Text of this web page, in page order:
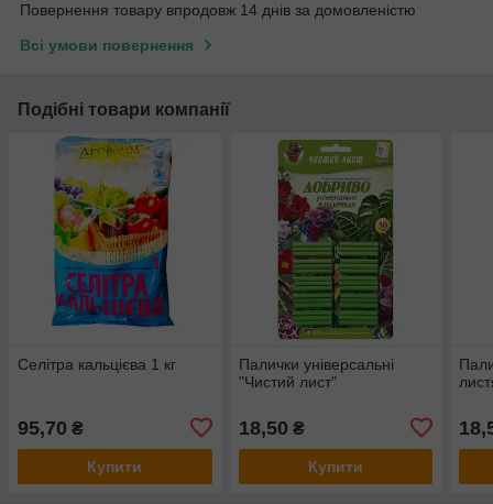
Повернення товару впродовж 14 днів за домовленістю
Всі умови повернення
Подібні товари компанії
Селітра кальцієва 1 кг
95,70 ₴
Купити
Палички універсальні
"Чистий лист"
18,50 ₴
Купити